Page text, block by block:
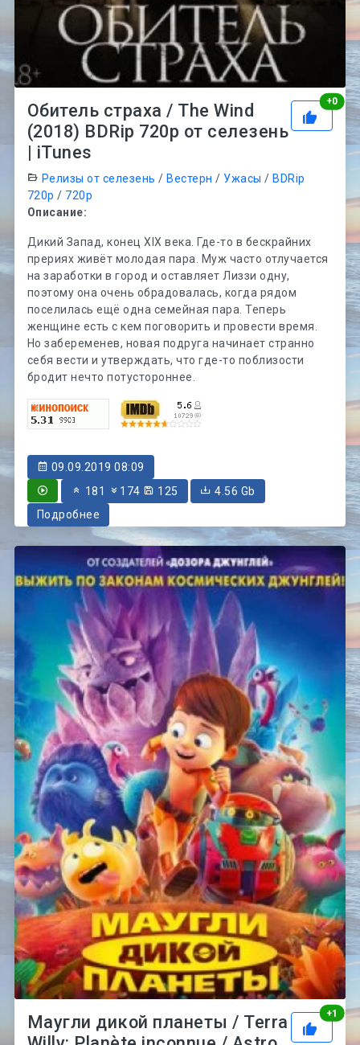
+0
Обитель страха / The Wind
(2018) BDRip 720p от селезень
| iTunes
Релизы от селезень / Вестерн / Ужасы / BDRip
720p / 720p
Описание:
Дикий Запад, конец XIX века. Где-то в бескрайних
прериях живёт молодая пара. Муж часто отлучается
на заработки в город и оставляет Лиззи одну,
поэтому она очень обрадовалась, когда рядом
поселилась ещё одна семейная пара. Теперь
женщине есть с кем поговорить и провести время.
Но забеременев, новая подруга начинает странно
себя вести и утверждать, что где-то поблизости
бродит нечто потустороннее.
09.09.2019 08:09
181
174 125
4.56 Gb
Подробнее
+1
Маугли дикой планеты / Terra